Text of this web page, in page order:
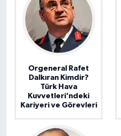
Orgeneral Rafet
Dalkıran Kimdir?
Türk Hava
Kuvvetleri’ndeki
Kariyeri ve Görevleri